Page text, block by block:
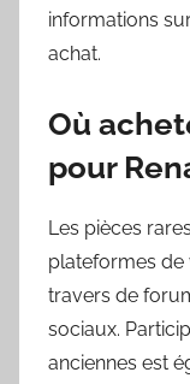
informations
achat.
Où
pour
Les pièces
plateformes de
travers de
sociaux.
anciennes est